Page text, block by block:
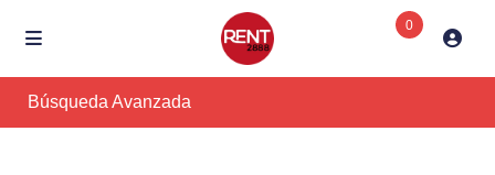
0
Búsqueda Avanzada